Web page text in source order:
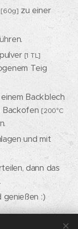
[60g] zu einer
[1 TL]
Teig
Backblech
Backofen [200°C
und mit
dann das
genießen :)